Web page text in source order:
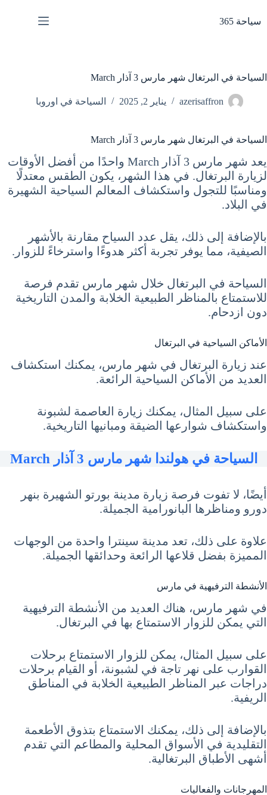
المحتوى
سياحة 365
السياحة في البرتغال شهر مارس 3 آذار March
azerisaffron يناير 2, 2025 السياحة في اوروبا
السياحة في البرتغال شهر مارس 3 آذار March
يعد شهر مارس 3 آذار March واحدًا من أفضل الأوقات
لزيارة البرتغال. في هذا الشهر، يكون الطقس معتدلًا
ومناسبًا للتجول واستكشاف المعالم السياحية الشهيرة
في البلاد.
بالإضافة إلى ذلك، يقل عدد السياح مقارنة بالأشهر
الصيفية، مما يوفر تجربة أكثر هدوءًا واسترخاءً للزوار.
السياحة في البرتغال خلال شهر مارس تقدم فرصة
للاستمتاع بالمناظر الطبيعية الخلابة والمدن التاريخية
دون ازدحام.
الأماكن السياحية في البرتغال
عند زيارة البرتغال في شهر مارس، يمكنك استكشاف
العديد من الأماكن السياحية الرائعة.
على سبيل المثال، يمكنك زيارة العاصمة لشبونة
واستكشاف شوارعها الضيقة ومبانيها التاريخية.
السياحة في هولندا شهر مارس 3 آذار March
أيضًا، لا تفوت فرصة زيارة مدينة بورتو الشهيرة بنهر
دورو ومناظرها البانورامية الجميلة.
علاوة على ذلك، تعد مدينة سينترا واحدة من الوجهات
المميزة بفضل قلاعها الرائعة وحدائقها الجميلة.
الأنشطة الترفيهية في مارس
في شهر مارس، هناك العديد من الأنشطة الترفيهية
التي يمكن للزوار الاستمتاع بها في البرتغال.
على سبيل المثال، يمكن للزوار الاستمتاع برحلات
القوارب على نهر تاجة في لشبونة، أو القيام برحلات
دراجات عبر المناظر الطبيعية الخلابة في المناطق
الريفية.
بالإضافة إلى ذلك، يمكنك الاستمتاع بتذوق الأطعمة
التقليدية في الأسواق المحلية والمطاعم التي تقدم
أشهى الأطباق البرتغالية.
المهرجانات والفعاليات